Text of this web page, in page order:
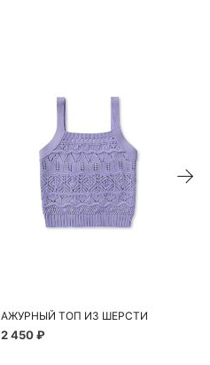
АЖУРНЫЙ ТОП ИЗ ШЕРСТИ
2 450 ₽